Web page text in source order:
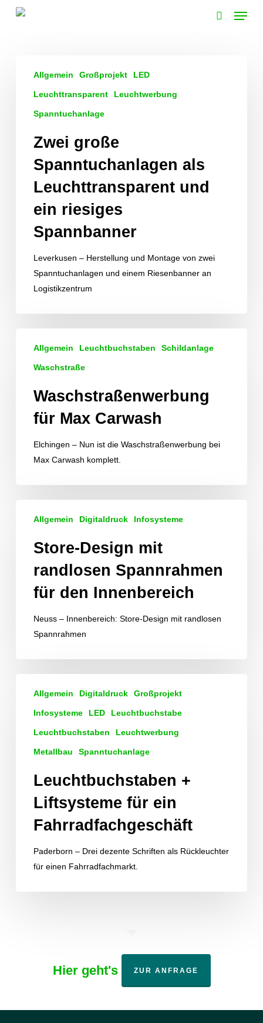
Menu
große
Spanntuchanlagen
riesiges
Spannbanner
Allgemein Großprojekt LED
Leuchttransparent Leuchtwerbung
Spanntuchanlage
Zwei große
Spanntuchanlagen als
Leuchttransparent und
ein riesiges
Spannbanner
Leverkusen – Herstellung und Montage von zwei
Spanntuchanlagen und einem Riesenbanner an
Logistikzentrum
Allgemein Leuchtbuchstaben Schildanlage
Waschstraße
Waschstraßenwerbung
für Max Carwash
Elchingen – Nun ist die Waschstraßenwerbung bei
Max Carwash komplett.
Design
randlosen
Spannrahmen
Innenbereich
Allgemein Digitaldruck Infosysteme
Store-Design mit
randlosen Spannrahmen
für den Innenbereich
Neuss – Innenbereich: Store-Design mit randlosen
Spannrahmen
Liftsysteme
Fahrradfachgeschäft
Allgemein Digitaldruck Großprojekt
Infosysteme LED Leuchtbuchstabe
Leuchtbuchstaben Leuchtwerbung
Metallbau Spanntuchanlage
Leuchtbuchstaben +
Liftsysteme für ein
Fahrradfachgeschäft
Paderborn – Drei dezente Schriften als Rückleuchter
für einen Fahrradfachmarkt.
Hier geht's ZUR ANFRAGE